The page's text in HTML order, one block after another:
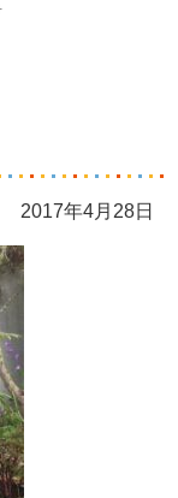
2017年4月28日